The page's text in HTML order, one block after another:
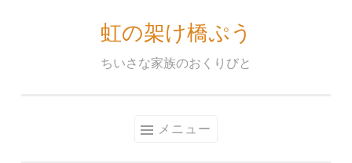
虹の架け橋ぷう
ちいさな家族のおくりびと
メニュー